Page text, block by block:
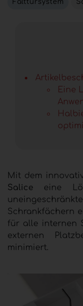
Falttürsystem
Eine
Mit dem
Salice eine
Schrankfächern
für alle internen
externen
minimiert.